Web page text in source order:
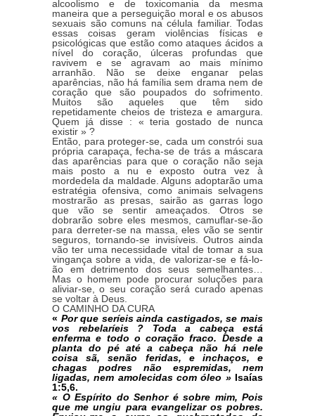
alcoolismo e de toxicomania da mesma
maneira que a perseguição moral e os abusos
sexuais são comuns na célula familiar. Todas
essas coisas geram violências físicas e
psicológicas que estão como ataques ácidos a
nível do coração, úlceras profundas que
ravivem e se agravam ao mais mínimo
arranhão. Não se deixe enganar pelas
aparências, não há família sem drama nem de
coração que são poupados do sofrimento.
Muitos são aqueles que têm sido
repetidamente cheios de tristeza e amargura.
Quem já disse : « teria gostado de nunca
existir » ?
Então, para proteger-se, cada um constrói sua
própria carapaça, fecha-se de trás a máscara
das aparências para que o coração não seja
mais posto a nu e exposto outra vez à
mordedela da maldade. Alguns adoptarão uma
estratégia ofensiva, como animais selvagens
mostrarão as presas, sairão as garras logo
que vão se sentir ameaçados. Otros se
dobrarão sobre eles mesmos, camuflar-se-ão
para derreter-se na massa, eles vão se sentir
seguros, tornando-se invisíveis. Outros ainda
vão ter uma necessidade vital de tomar a sua
vingança sobre a vida, de valorizar-se e fá-lo-
ão em detrimento dos seus semelhantes…
Mas o homem pode procurar soluções para
aliviar-se, o seu coração será curado apenas
se voltar à Deus.
O CAMINHO DA CURA
« Por que seríeis ainda castigados, se mais
vos rebelaríeis ? Toda a cabeça está
enferma e todo o coração fraco. Desde a
planta do pé até a cabeça não há nele
coisa sã, senão feridas, e inchaços, e
chagas podres não espremidas, nem
ligadas, nem amolecidas com óleo »Isaías
1:5,6.
« O Espírito do Senhor é sobre mim, Pois
que me ungiu para evangelizar os pobres.